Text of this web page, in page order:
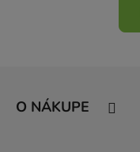
O NÁKUPE